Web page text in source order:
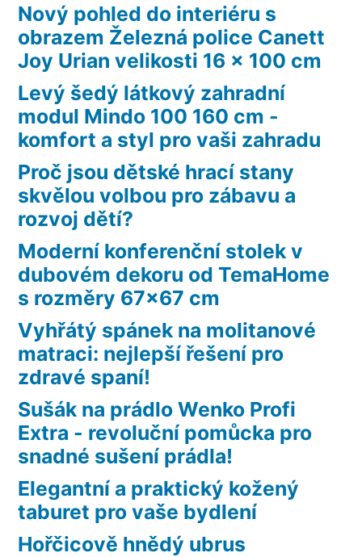
Nový pohled do interiéru s
obrazem Železná police Canett
Joy Urian velikosti 16 x 100 cm
Levý šedý látkový zahradní
modul Mindo 100 160 cm -
komfort a styl pro vaši zahradu
Proč jsou dětské hrací stany
skvělou volbou pro zábavu a
rozvoj dětí?
Moderní konferenční stolek v
dubovém dekoru od TemaHome
s rozměry 67×67 cm
Vyhřátý spánek na molitanové
matraci: nejlepší řešení pro
zdravé spaní!
Sušák na prádlo Wenko Profi
Extra - revoluční pomůcka pro
snadné sušení prádla!
Elegantní a praktický kožený
taburet pro vaše bydlení
Hořčicově hnědý ubrus